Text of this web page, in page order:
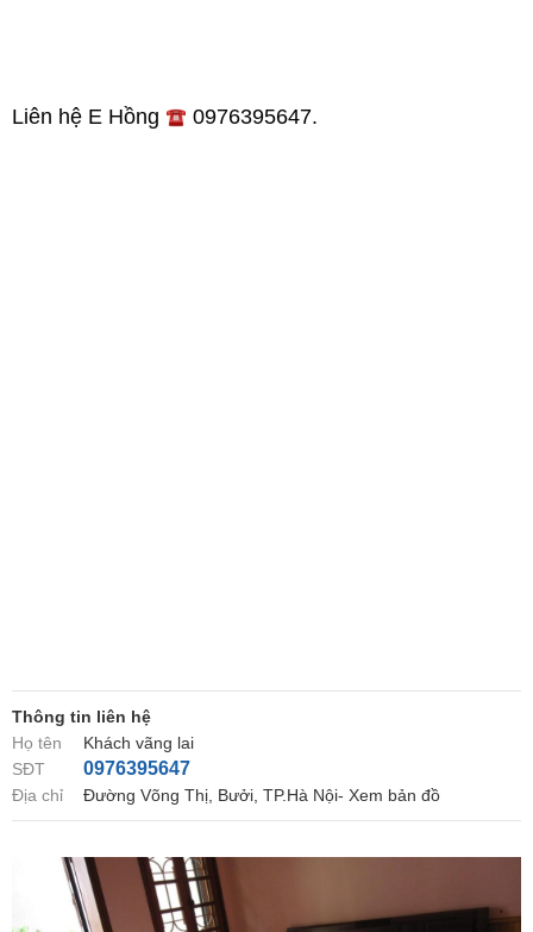
Liên hệ E Hồng 0976395647.
Thông tin liên hệ
Họ tên
Khách vãng lai
SĐT
0976395647
Địa chỉ Đường Võng Thị, Bưởi, TP.Hà Nội- Xem bản đồ